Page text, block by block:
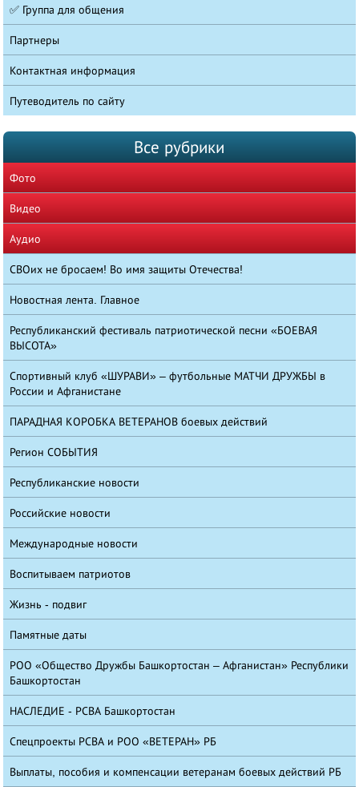
✅ Группа для общения
Партнеры
Контактная информация
Путеводитель по сайту
Все рубрики
Фото
Видео
Аудио
СВОих не бросаем! Во имя защиты Отечества!
Новостная лента. Главное
Республиканский фестиваль патриотической песни «БОЕВАЯ
ВЫСОТА»
Спортивный клуб «ШУРАВИ» – футбольные МАТЧИ ДРУЖБЫ в
России и Афганистане
ПАРАДНАЯ КОРОБКА ВЕТЕРАНОВ боевых действий
Регион СОБЫТИЯ
Республиканские новости
Российские новости
Международные новости
Воспитываем патриотов
Жизнь - подвиг
Памятные даты
РОО «Общество Дружбы Башкортостан – Афганистан» Республики
Башкортостан
НАСЛЕДИЕ - РСВА Башкортостан
Спецпроекты РСВА и РОО «ВЕТЕРАН» РБ
Выплаты, пособия и компенсации ветеранам боевых действий РБ